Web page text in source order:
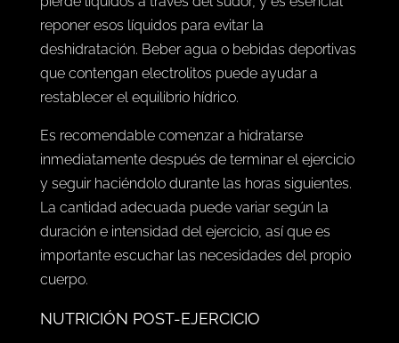
reponer esos líquidos para evitar la
deshidratación. Beber agua o bebidas deportivas
que contengan electrolitos puede ayudar a
restablecer el equilibrio hídrico.
Es recomendable comenzar a hidratarse
inmediatamente después de terminar el ejercicio
y seguir haciéndolo durante las horas siguientes.
La cantidad adecuada puede variar según la
duración e intensidad del ejercicio, así que es
importante escuchar las necesidades del propio
cuerpo.
NUTRICIÓN POST-EJERCICIO